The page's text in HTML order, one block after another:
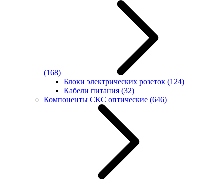
(168)
Блоки электрических розеток (124)
Кабели питания (32)
Компоненты СКС оптические (646)